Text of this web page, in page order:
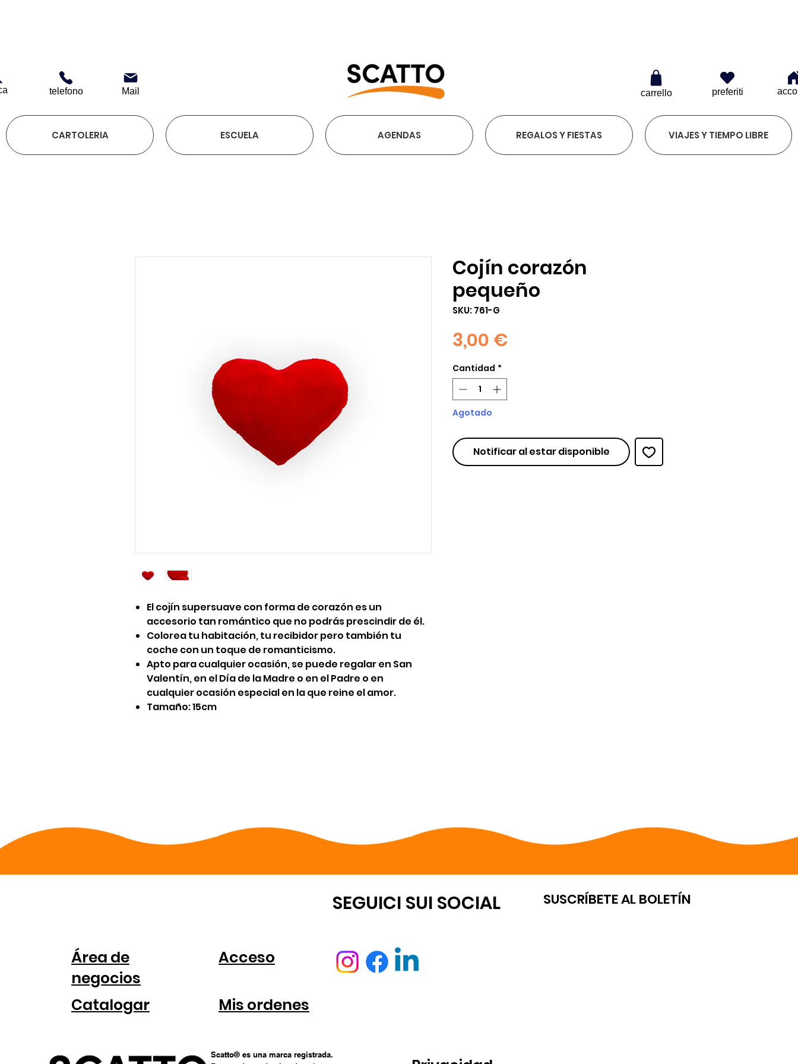
telefono Mail carrello preferiti
CARTOLERIA ESCUELA AGENDAS REGALOS Y FIESTAS VIAJES Y TIEMPO LIBRE
El cojín supersuave con forma de corazón es un
accesorio tan romántico que no podrás prescindir de él.
Colorea tu habitación, tu recibidor pero también tu
coche con un toque de romanticismo.
Apto para cualquier ocasión, se puede regalar en San
Valentín, en el Día de la Madre o en el Padre o en
cualquier ocasión especial en la que reine el amor.
Tamaño: 15cm
Cojín corazón
pequeño
SKU: 761-G
3,00 €
Cantidad *
Agotado
Notificar al estar disponible
Área de
negocios
Acceso
Mis ordenes
Catalogar
SEGUICI SUI SOCIAL SUSCRÍBETE AL BOLETÍN
Scatto® es una marca registrada.